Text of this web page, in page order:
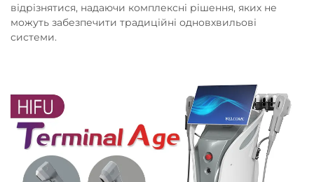
відрізнятися, надаючи комплексні рішення, яких не
можуть забезпечити традиційні одновхвильові
системи.